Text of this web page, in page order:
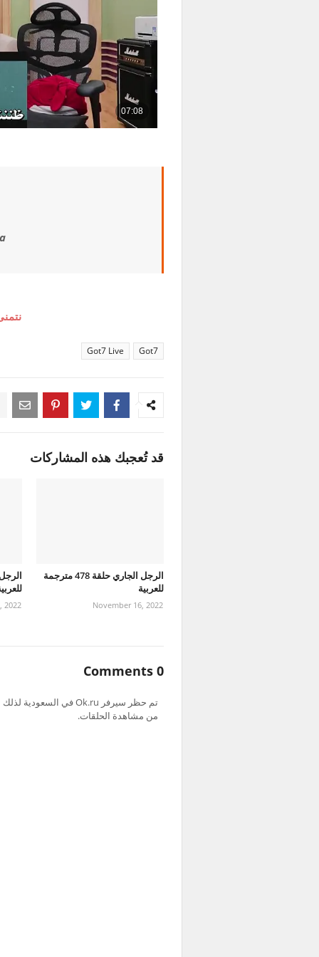
Got7
Got7 Live
قد تُعجبك هذه المشاركات
الرجل الجاري حلقة 478 مترجمة
للعربية
November 16, 2022
2022
0 Comments
من مشاهدة الحلقات.